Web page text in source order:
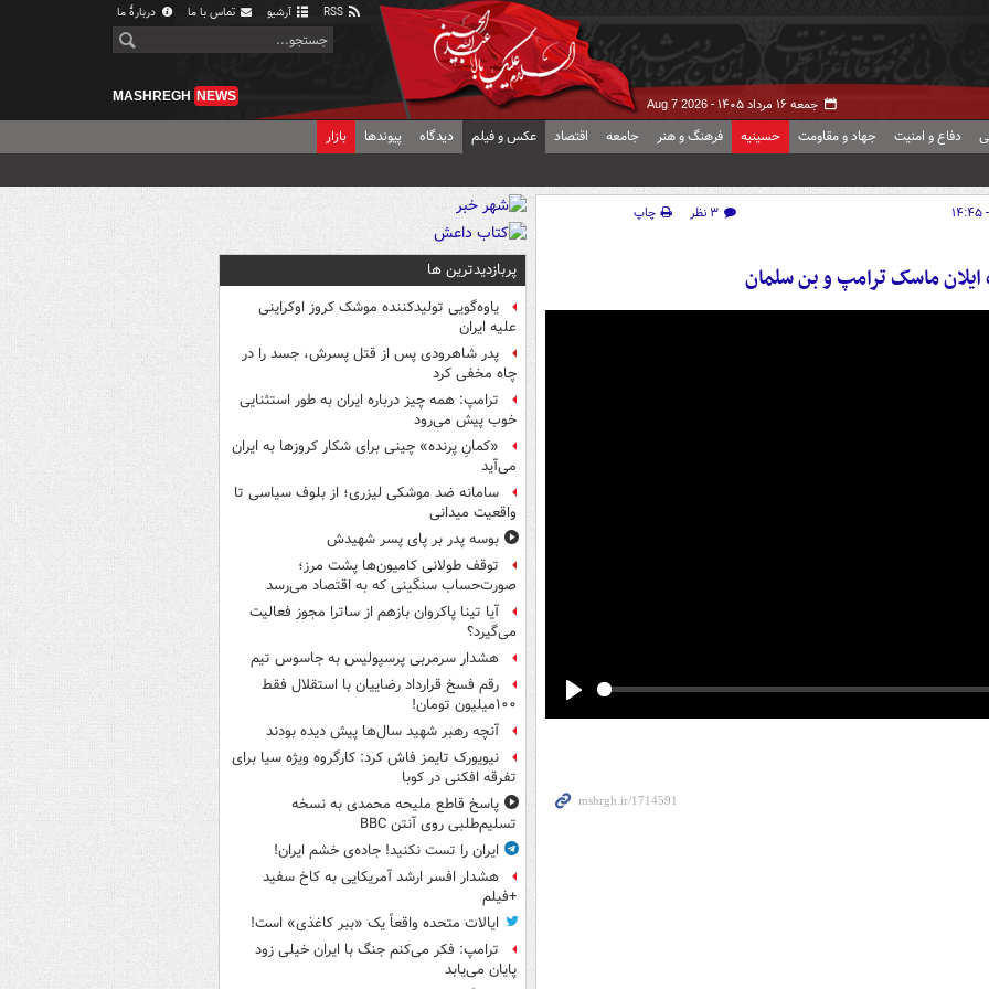
آرشیو تماس با ما دربارهٔ ما
جمعه ۱۶ مرداد ۱۴۰۵ - Aug 7 2026
MASHREGH NEWS
دفاع و امنیت جهاد و مقاومت حسینیه فرهنگ و هنر جامعه اقتصاد عکس و فیلم دیدگاه پیوندها بازار
۳ نظر
چاپ
ماسک ترامپ و بن سلمان پربازدیدترین ها
یاوه‌گویی تولیدکننده موشک کروز اوکراینی
علیه ایران
پدر شاهرودی پس از قتل پسرش، جسد را در
چاه مخفی کرد
ترامپ: همه چیز درباره ایران به طور استثنایی
خوب پیش می‌رود
«کمانِ پرنده» چینی برای شکار کروزها به ایران
می‌آید
سامانه ضد موشکی لیزری؛ از بلوف سیاسی تا
واقعیت میدانی
بوسه‌ پدر بر پای پسر شهیدش
توقف طولانی کامیون‌ها پشت مرز؛
صورت‌حساب سنگینی که به اقتصاد می‌رسد
آیا تینا پاکروان بازهم از ساترا مجوز فعالیت
می‌گیرد؟
هشدار سرمربی پرسپولیس به جاسوس تیم
رقم فسخ قرارداد رضاییان با استقلال فقط
۱۰۰میلیون تومان!
آنچه رهبر شهید سال‌ها پیش دیده بودند
نیویورک تایمز فاش کرد: کارگروه ویژه سیا برای
تفرقه افکنی در کوبا
پاسخ قاطع ملیحه محمدی به نسخه
تسلیم‌طلبی روی آنتن BBC
ایران را تست نکنید! جاده‌ی خشم ایران!
هشدار افسر ارشد آمریکایی به کاخ سفید
+فیلم
ایالات متحده واقعاً یک «ببر کاغذی» است!
ترامپ: فکر می‌کنم جنگ با ایران خیلی زود
پایان می‌یابد